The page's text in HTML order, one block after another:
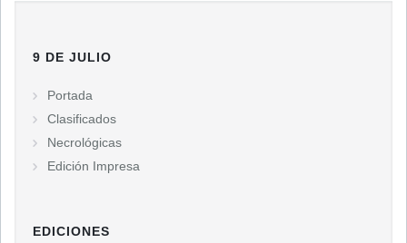
9 DE JULIO
Portada
Clasificados
Necrológicas
Edición Impresa
EDICIONES